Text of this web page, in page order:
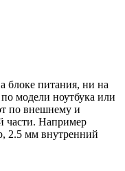
блоке питания, ни на
модели ноутбука или
по внешнему и
части. Например
2.5 мм внутренний